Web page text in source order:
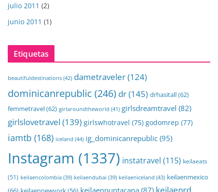
julio 2011 (2)
junio 2011 (1)
Etiquetas
beautifuldestinations (42) dametraveler(124)
dominicanrepublic (246) dr(145) drhasitall(62)
femmetravel(62) girlaroundtheworld (41) girlsdreamtravel (82)
girlslovetravel (139) girlswhotravel (75) godomrep (77)
iamtb (168) iceland (44) ig_dominicanrepublic (95)
Instagram (1337) instatravel (115) keilaeats
(51) keilaencolombia (39) keilaendubai (39) keilaeniceland (43) keilaenmexico